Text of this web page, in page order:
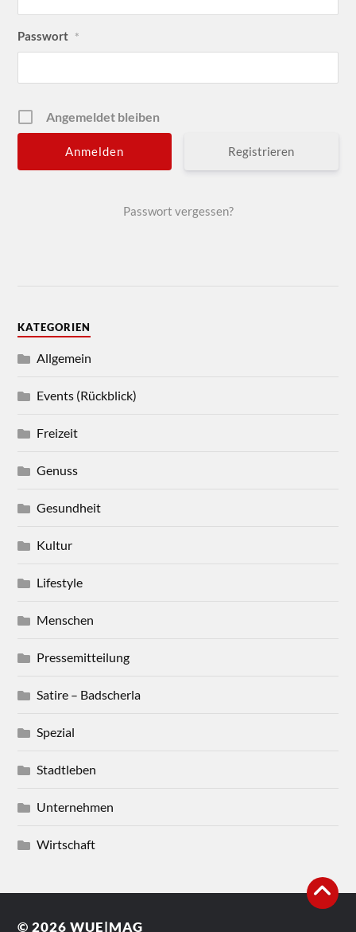
Passwort *
Angemeldet bleiben
Registrieren
Passwort vergessen?
KATEGORIEN
Allgemein
Events (Rückblick)
Freizeit
Genuss
Gesundheit
Kultur
Lifestyle
Menschen
Pressemitteilung
Satire – Badscherla
Spezial
Stadtleben
Unternehmen
Wirtschaft
© 2026WUE|MAG